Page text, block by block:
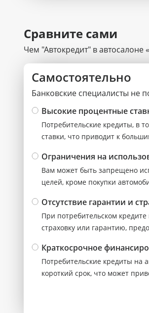
Сравните сами
Чем "Автокредит" в
Самостоятельно
Банковские специалисты не
Высокие процентные
Потребительские кредиты, в
ставки, что приводит к
Ограничения на
Вам может быть запрещено
целей, кроме покупки
Отсутствие гарантии и
При потребительском
страховку или гарантию,
Краткосрочное
Потребительские кредиты на
короткий срок, что может